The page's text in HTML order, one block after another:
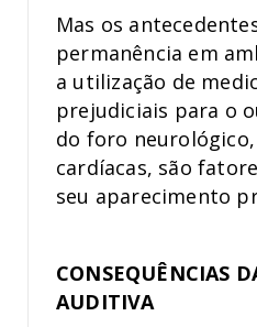
Mas os
permanência em
a utilização de
prejudiciais para o
do foro
cardíacas, são
seu aparecimento
CONSEQUÊNCIAS
AUDITIVA